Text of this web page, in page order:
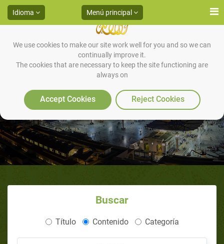
We use cookies to make our site work well for you and so we can
continually improve it.
The cookies that are necessary to keep the site functioning are
always on
Accept Cookies Reject Cookies
Idioma Menú principal
Jesús Profetiza el Paráclito
Buscar
Título Contenido Categoría